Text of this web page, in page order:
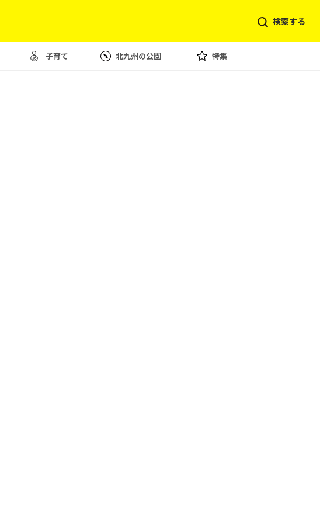
検索する
子育て 北九州の公園 特集